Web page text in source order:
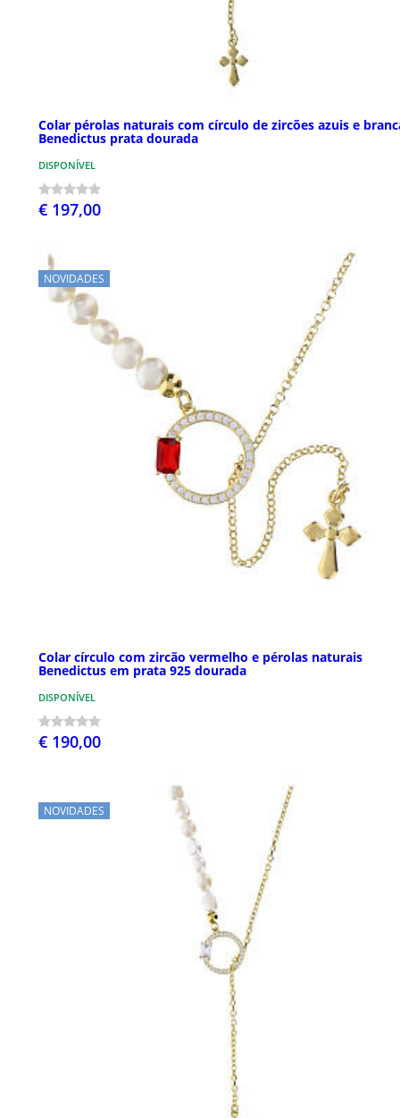
Colar pérolas naturais com círculo de zircões azuis e
Benedictus prata dourada
DISPONÍVEL
€ 197,00
NOVIDADES
Colar círculo com zircão vermelho e pérolas naturais
Benedictus em prata 925 dourada
DISPONÍVEL
€ 190,00
NOVIDADES